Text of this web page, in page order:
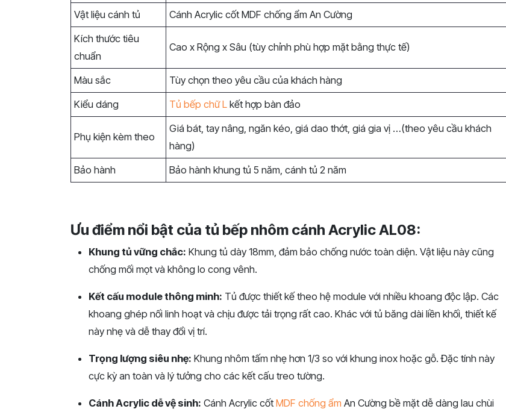
Vật liệu cánh tủ
Cánh Acrylic cốt MDF chống ẩm An Cường
Kích thước tiêu
chuẩn
Cao x Rộng x Sâu (tùy chỉnh phù hợp mặt bằng thực tế)
Màu sắc
Tùy chọn theo yêu cầu của khách hàng
Kiểu dáng
Tủ bếp chữ L kết hợp bàn đảo
Phụ kiện kèm theo
Giá bát, tay nâng, ngăn kéo, giá dao thớt, giá gia vị …(theo yêu cầu khách
hàng)
Bảo hành
Bảo hành khung tủ 5 năm, cánh tủ 2 năm
Ưu điểm nổi bật của tủ bếp nhôm cánh Acrylic AL08:
Khung tủ vững chắc: Khung tủ dày 18mm, đảm bảo chống nước toàn diện. Vật liệu này cũng
chống mối mọt và không lo cong vênh.
Kết cấu module thông minh: Tủ được thiết kế theo hệ module với nhiều khoang độc lập. Các
khoang ghép nối linh hoạt và chịu được tải trọng rất cao. Khác với tủ băng dài liền khối, thiết kế
này nhẹ và dễ thay đổi vị trí.
Trọng lượng siêu nhẹ: Khung nhôm tấm nhẹ hơn 1/3 so với khung inox hoặc gỗ. Đặc tính này
cực kỳ an toàn và lý tưởng cho các kết cấu treo tường.
Cánh Acrylic dễ vệ sinh: Cánh Acrylic cốt MDF chống ẩm An Cường bề mặt dễ dàng lau chùi